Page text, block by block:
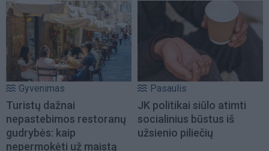
Gyvenimas
Turistų dažnai
nepastebimos restoranų
gudrybės: kaip
nepermokėti už maistą
Pasaulis
JK politikai siūlo atimti
socialinius būstus iš
užsienio piliečių